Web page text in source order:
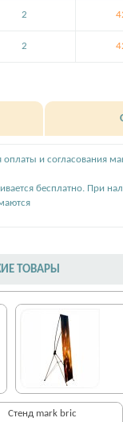
2
2
и согласования
бесплатно. При
ТОВАРЫ
Стенд mark bric